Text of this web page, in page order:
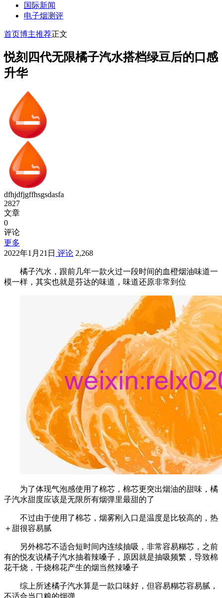
国际新闻
电子烟测评
首页博主推荐正文
悦刻四代无限橘子汽水搭档绿豆后的口感
升华
dfhjdfjgffhsgsdasfa
2827
文章
0
评论
更多
2022年1月21日 评论 2,268
橘子汽水，跟前几年一款火过一段时间的血橙烟油味道一
模一样，其实也就是芬达的味道，味道还原非常到位
为了体现气泡感使用了棉芯，棉芯更突出烟油的甜味，橘
子汽水甜度应该是无限所有烟弹里最甜的了
不过由于使用了棉芯，烟雾刚入口是温度是比较高的，热
＋甜很容易腻
另外棉芯不适合短时间内连续抽吸，非常容易糊芯，之前
有的悦友说橘子汽水抽着辣嗓子，原因就是抽吸频繁，导致棉
花干烧，干烧棉花产生的烟当然辣嗓子
综上所述橘子汽水算是一款口味好，但容易糊芯容易腻，